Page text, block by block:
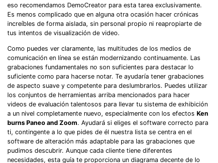
eso recomendamos DemoCreator para esta tarea exclusivamente.
Es menos complicado que en alguna otra ocasión hacer crónicas
increíbles de forma aislada, sin personal propio ni reapropiarte de
tus intentos de visualización de video.
Como puedes ver claramente, las multitudes de los medios de
comunicación en línea se están modernizando continuamente. Las
grabaciones fundamentales no son suficientes para destacar lo
suficiente como para hacerse notar. Te ayudaría tener grabaciones
de aspecto suave y competente para deslumbrarlos. Puedes utilizar
los conjuntos de herramientas arriba mencionados para hacer
videos de evaluación talentosos para llevar tu sistema de exhibición
a un nivel completamente nuevo, especialmente con los efectos Ken
burns Paneo and Zoom. Ayudará si eliges el software correcto para
ti, contingente a lo que pides de él nuestra lista se centra en el
software de alteración más adaptable para las grabaciones que
pudimos descubrir. Aunque cada cliente tiene diferentes
necesidades, esta guía te proporciona un diagrama decente de lo